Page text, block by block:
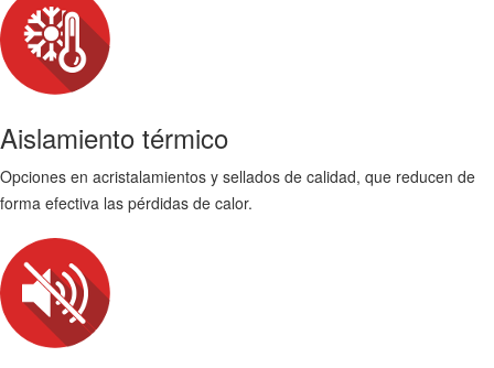
Aislamiento térmico
Opciones en acristalamientos y sellados de calidad, que reducen de
forma efectiva las pérdidas de calor.